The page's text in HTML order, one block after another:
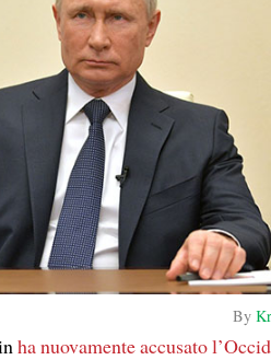
By
ha nuovamente accusato